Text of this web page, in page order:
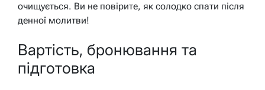
очищується. Ви не повірите, як солодко спати після
денної молитви!
Вартість, бронювання та
підготовка